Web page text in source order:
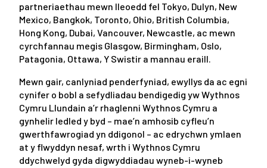
partneriaethau mewn lleoedd fel Tokyo, Dulyn, New
Mexico, Bangkok, Toronto, Ohio, British Columbia,
Hong Kong, Dubai, Vancouver, Newcastle, ac mewn
cyrchfannau megis Glasgow, Birmingham, Oslo,
Patagonia, Ottawa, Y Swistir a mannau eraill.
Mewn gair, canlyniad penderfyniad, ewyllys da ac egni
cynifer o bobl a sefydliadau bendigedig yw Wythnos
Cymru Llundain a’r rhaglenni Wythnos Cymru a
gynhelir ledled y byd – mae’n amhosib cyfleu’n
gwerthfawrogiad yn ddigonol – ac edrychwn ymlaen
at y flwyddyn nesaf, wrth i Wythnos Cymru
ddychwelyd gyda digwyddiadau wyneb-i-wyneb